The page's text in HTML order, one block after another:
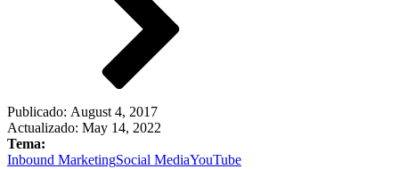
Publicado: August 4, 2017
Actualizado: May 14, 2022
Tema:
Inbound MarketingSocial MediaYouTube